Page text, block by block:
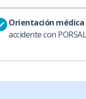
Orientación
accidente con